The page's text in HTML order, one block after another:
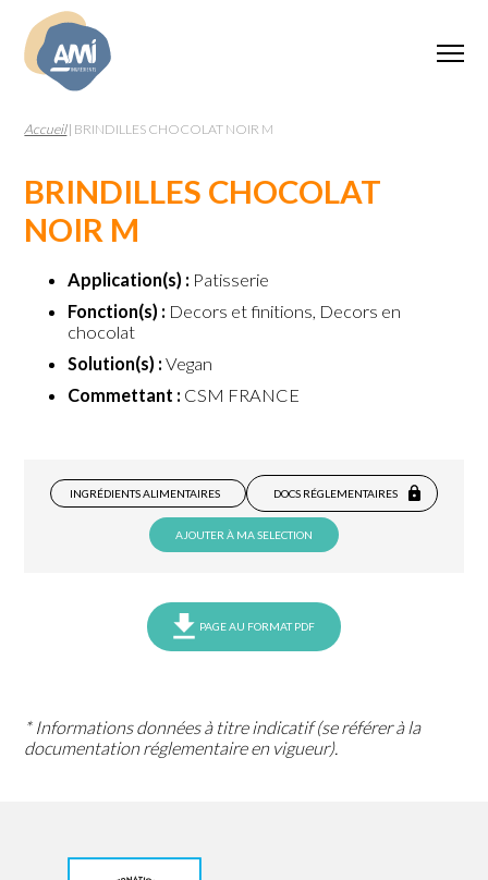
Accueil| BRINDILLES CHOCOLAT NOIR M
BRINDILLES CHOCOLAT
NOIR M
Application(s) : Patisserie
Fonction(s) : Decors et finitions, Decors en
chocolat
Solution(s) : Vegan
Commettant : CSM FRANCE
INGRÉDIENTS ALIMENTAIRES DOCS RÉGLEMENTAIRES
AJOUTER À MA SELECTION
PAGE AU FORMAT PDF
* Informations données à titre indicatif (se référer à la
documentation réglementaire en vigueur).